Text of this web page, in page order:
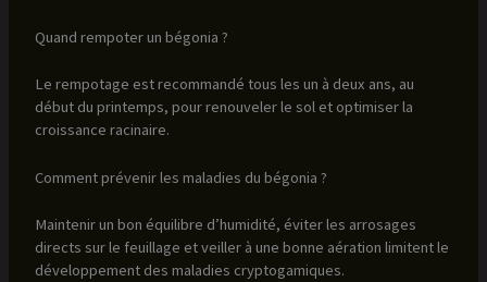
Quand rempoter un bégonia ?
Le rempotage est recommandé tous les un à deux ans, au
début du printemps, pour renouveler le sol et optimiser la
croissance racinaire.
Comment prévenir les maladies du bégonia ?
Maintenir un bon équilibre d’humidité, éviter les arrosages
directs sur le feuillage et veiller à une bonne aération limitent le
développement des maladies cryptogamiques.